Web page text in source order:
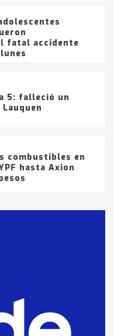
fatal accidente
5: falleció un
combustibles en
hasta Axion
por
drogas en la